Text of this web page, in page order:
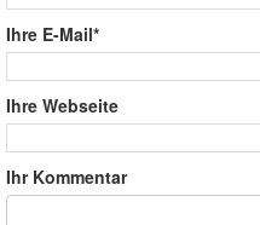
Ihre E-Mail*
Ihre Webseite
Ihr Kommentar